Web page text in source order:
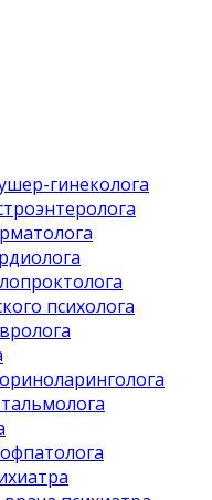
гинеколога
психолога